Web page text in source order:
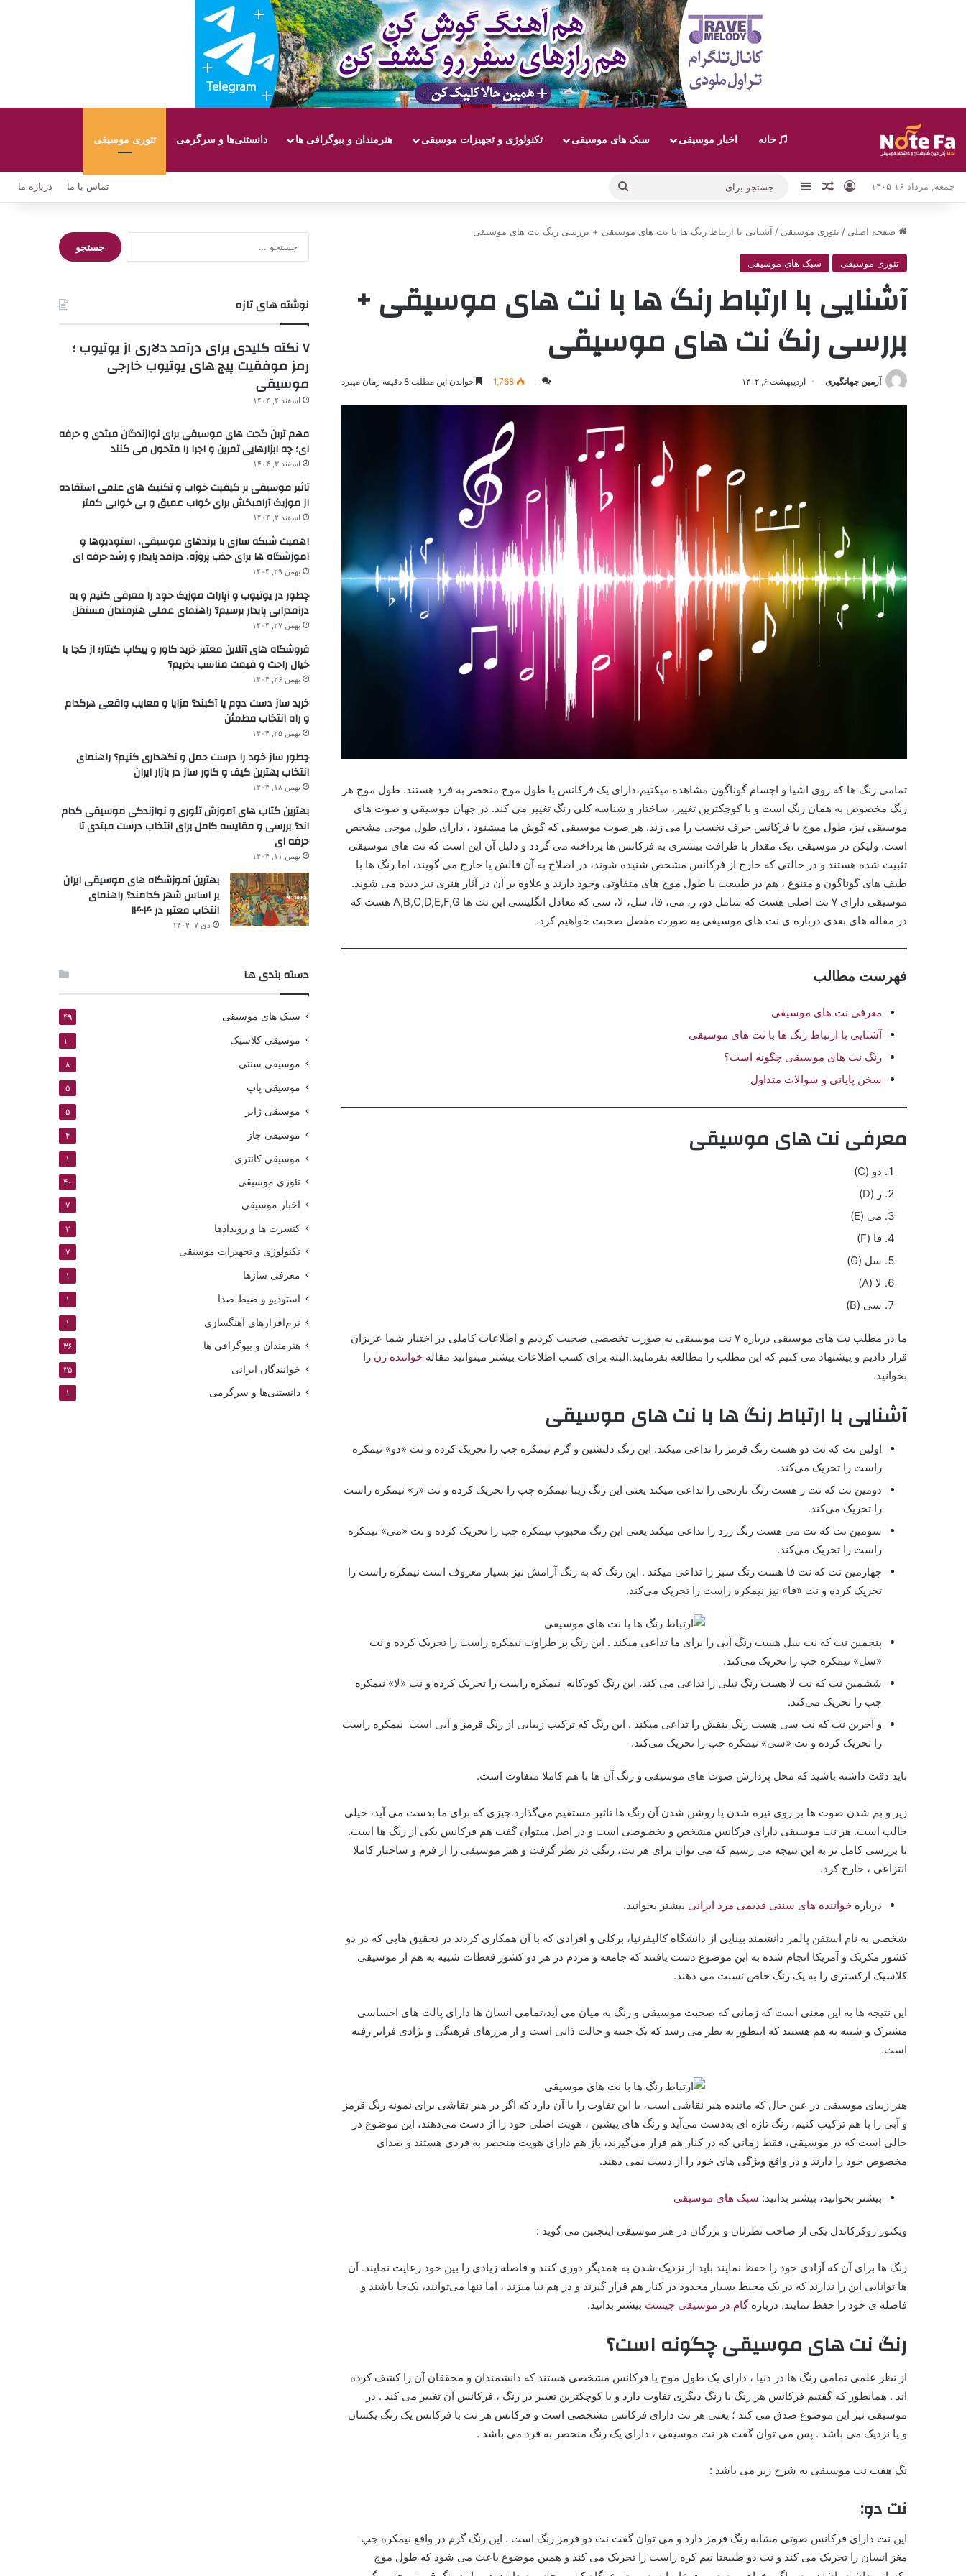
خانه اخبار موسیقی سبک های موسیقی تکنولوژی و تجهیزات موسیقی هنرمندان و بیوگرافی ها دانستنی‌ها و سرگرمی تئوری موسیقی
جمعه, مرداد ۱۶ ۱۴۰۵ ورودنوشته تصادفی
نوارکناری
جستجو
تماس با ما درباره ما
صفحه اصلی / تئوری موسیقی / آشنایی با ارتباط رنگ ها با نت های موسیقی + بررسی رنگ نت های موسیقی
تئوری موسیقی سبک های موسیقی
آشنایی با ارتباط رنگ ها با نت های موسیقی +
بررسی رنگ نت های موسیقی
آرمین جهانگیری اردیبهشت ۶, ۱۴۰۲ ۰ 1,768 خواندن این مطلب 8 دقیقه زمان میبرد
تمامی رنگ ها که روی اشیا و اجسام گوناگون مشاهده میکنیم،دارای یک فرکانس یا طول موج منحصر به فرد هستند. طول موج هر
رنگ مخصوص به همان رنگ است و با کوچکترین تغییر، ساختار و شناسه کلی رنگ تغییر می کند. در جهان موسیقی و صوت های
موسیقی نیز، طول موج یا فرکانس حرف نخست را می زند. هر صوت موسیقی که گوش ما میشنود ، دارای طول موجی مشخص
است. ولیکن در موسیقی ،یک مقدار با ظرافت بیشتری به فرکانس ها پرداخته می گردد و دلیل آن این است که نت های موسیقی
تثبیت شده هستند و در حالتی که خارج از فرکانس مشخص شنیده شوند، در اصلاح به آن فالش یا خارج می گویند، اما رنگ ها با
طیف های گوناگون و متنوع ، هم در طبیعت با طول موج های متفاوتی وجود دارند و علاوه بر آن در آثار هنری نیز دیده می شوند.
موسیقی دارای ۷ نت اصلی هست که شامل دو، ر، می، فا، سل، لا، سی که معادل انگلیسی این نت ها A,B,C,D,E,F,G هست که
در مقاله های بعدی درباره ی نت های موسیقی به صورت مفصل صحبت خواهیم کرد.
فهرست مطالب
معرفی نت های موسیقی
آشنایی با ارتباط رنگ ها با نت های موسیقی
رنگ نت های موسیقی چگونه است؟
سخن پایانی و سوالات متداول
معرفی نت های موسیقی
دو (C)
ر (D)
می (E)
فا (F)
سل (G)
لا (A)
سی (B)
ما در مطلب نت های موسیقی درباره ۷ نت موسیقی به صورت تخصصی صحبت کردیم و اطلاعات کاملی در اختیار شما عزیزان
قرار دادیم و پیشنهاد می کنیم که این مطلب را مطالعه بفرمایید.البته برای کسب اطلاعات بیشتر میتوانید مقالهخواننده زن را
بخوانید.
آشنایی با ارتباط رنگ ها با نت های موسیقی
اولین نت که نت دو هست رنگ قرمز را تداعی میکند. این رنگ دلنشین و گرم نیمکره چپ را تحریک کرده و نت «دو» نیمکره
راست را تحریک می‌کند.
دومین نت که نت ر هست رنگ نارنجی را تداعی میکند یعنی این رنگ زیبا نیمکره چپ را تحریک کرده و نت «ر» نیمکره راست
را تحریک می‌کند.
سومین نت که نت می هست رنگ زرد را تداعی میکند یعنی این رنگ محبوب نیمکره چپ را تحریک کرده و نت «می» نیمکره
راست را تحریک می‌کند.
چهارمین نت که نت فا هست رنگ سبز را تداعی میکند . این رنگ که به رنگ آرامش نیز بسیار معروف است نیمکره راست را
تحریک کرده و نت «فا» نیز نیمکره راست را تحریک می‌کند.
پنجمین نت که نت سل هست رنگ آبی را برای ما تداعی میکند . این رنگ پر طراوت نیمکره راست را تحریک کرده و نت
«سل» نیمکره چپ را تحریک می‌کند.
ششمین نت که نت لا هست رنگ نیلی را تداعی می کند. این رنگ کودکانه نیمکره راست را تحریک کرده و نت «لا» نیمکره
چپ را تحریک می‌کند.
و آخرین نت که نت سی هست رنگ بنفش را تداعی میکند . این رنگ که ترکیب زیبایی از رنگ قرمز و آبی است نیمکره راست
را تحریک کرده و نت «سی» نیمکره چپ را تحریک می‌کند.
باید دقت داشته باشید که محل پردازش صوت های موسیقی و رنگ آن ها با هم کاملا متفاوت است.
زیر و بم شدن صوت ها بر روی تیره شدن یا روشن شدن آن رنگ‌ ها تاثیر مستقیم می‌گذارد.چیزی که برای ما بدست می آید، خیلی
جالب است. هر نت موسیقی دارای فرکانس مشخص و بخصوصی است و در اصل میتوان گفت هم فرکانس یکی از رنگ ها است.
با بررسی کامل تر به این نتیجه می رسیم که می توان برای هر نت، رنگی در نظر گرفت و هنر موسیقی را از فرم و ساختار کاملا
انتزاعی ، خارج کرد.
دربارهخواننده های سنتی قدیمی مرد ایرانی بیشتر بخوانید.
شخصی به نام استفن پالمر دانشمند بینایی از دانشگاه کالیفرنیا، برکلی و افرادی که با آن همکاری کردند در تحقیق هایی که در دو
کشور مکزیک و آمریکا انجام شده به این موضوع دست یافتند که جامعه و مردم در هر دو کشور قعطات شبیه به هم از موسیقی
کلاسیک ارکستری را به یک رنگ خاص نسبت می دهند.
این نتیجه ها به این معنی است که زمانی که صحبت موسیقی و رنگ به میان می آید،تمامی انسان ها دارای پالت های احساسی
مشترک و شبیه به هم هستند که اینطور به نظر می رسد که یک جنبه و حالت ذاتی است و از مرزهای فرهنگی و نژادی فراتر رفته
است.
هنر زیبای موسیقی در عین حال که ماننده هنر نقاشی است، با این تفاوت را با آن دارد که اگر در هنر نقاشی برای نمونه رنگ‌ قرمز
و آبی را با هم ترکیب کنیم، رنگ تازه ای به‌دست می‌آید و رنگ های پیشین ، هویت اصلی خود را از دست می‌دهند، این موضوع در
حالی است که در موسیقی، فقط زمانی که در کنار هم قرار می‌گیرند، باز هم دارای هویت منحصر به فردی هستند و صدای
مخصوص خود را دارند و در واقع ویژگی های خود را از دست نمی دهند.
بیشتر بخوانید، بیشتر بدانید: سبک های موسیقی
ویکتور زوکرکاندل یکی از صاحب نظرنان و بزرگان در هنر موسیقی اینچنین می گوید :
رنگ ها برای آن که آزادی خود را حفظ نمایند باید از نزدیک شدن به همدیگر دوری کنند و فاصله زیادی را بین خود رعایت نمایند. آن
ها توانایی این را ندارند که در یک محیط بسیار محدود در کنار هم قرار گیرند و در هم نیا میزند ، اما تنها می‌توانند، یک‌جا باشند و
فاصله ی خود را حفظ نمایند. دربارهگام در موسیقی چیست بیشتر بدانید.
رنگ نت های موسیقی چگونه است؟
از نظر علمی تمامی رنگ ها در دنیا ، دارای یک طول موج یا فرکانس مشخصی هستند که دانشمندان و محققان آن را کشف کرده
اند . همانطور که گفتیم فرکانس هر رنگ با رنگ دیگری تفاوت دارد و با کوچکترین تغییر در رنگ ، فرکانس آن تغییر می کند . در
موسیقی نیز این موضوع صدق می کند ؛ یعنی هر نت دارای فرکانس مشخصی است و فرکانس هر نت با فرکانس یک رنگ یکسان
و یا نزدیک می باشد . پس می توان گفت هر نت موسیقی ، دارای یک رنگ منحصر به فرد می باشد .
نگ هفت نت موسیقی به شرح زیر می باشد :
نت دو:
این نت دارای فرکانس صوتی مشابه رنگ قرمز دارد و می توان گفت نت دو قرمز رنگ است . این رنگ گرم در واقع نیمکره چپ
مغز انسان را تحریک می کند و نت دو طبیعتا نیم کره راست را تحریک می کند و همین موضوع باعث می شود که طول موج
جستجو
برای:
نوشته های تازه
۷ نکته کلیدی برای درآمد دلاری از یوتیوب ؛
رمز موفقیت پیج های یوتیوب خارجی
موسیقی
اسفند ۴, ۱۴۰۴
مهم ترین گجت های موسیقی برای نوازندگان مبتدی و حرفه
ای؛ چه ابزارهایی تمرین و اجرا را متحول می کنند
اسفند ۳, ۱۴۰۴
تاثیر موسیقی بر کیفیت خواب و تکنیک های علمی استفاده
از موزیک آرامبخش برای خواب عمیق و بی خوابی کمتر
اسفند ۲, ۱۴۰۴
اهمیت شبکه سازی با برندهای موسیقی، استودیوها و
آموزشگاه ها برای جذب پروژه، درآمد پایدار و رشد حرفه ای
بهمن ۲۹, ۱۴۰۴
چطور در یوتیوب و آپارات موزیک خود را معرفی کنیم و به
درآمدزایی پایدار برسیم؟ راهنمای عملی هنرمندان مستقل
بهمن ۲۷, ۱۴۰۴
فروشگاه های آنلاین معتبر خرید کاور و پیکاپ گیتار؛ از کجا با
خیال راحت و قیمت مناسب بخریم؟
بهمن ۲۶, ۱۴۰۴
خرید ساز دست دوم یا آکبند؟ مزایا و معایب واقعی هرکدام
و راه انتخاب مطمئن
بهمن ۲۵, ۱۴۰۴
چطور ساز خود را درست حمل و نگهداری کنیم؟ راهنمای
انتخاب بهترین کیف و کاور ساز در بازار ایران
بهمن ۱۸, ۱۴۰۴
بهترین کتاب های آموزش تئوری و نوازندگی موسیقی کدام
اند؟ بررسی و مقایسه کامل برای انتخاب درست مبتدی تا
حرفه ای
بهمن ۱۱, ۱۴۰۴
بهترین آموزشگاه های موسیقی ایران
بر اساس شهر کدامند؟ راهنمای
انتخاب معتبر در ۱۴۰۴
دی ۷, ۱۴۰۴
دسته بندی ها
سبک های موسیقی ۴۹
موسیقی کلاسیک ۱۰
موسیقی سنتی ۸
موسیقی پاپ ۵
موسیقی ژانر ۵
موسیقی جاز ۴
موسیقی کانتری ۱
تئوری موسیقی ۴۰
اخبار موسیقی ۷
کنسرت ها و رویدادها ۲
تکنولوژی و تجهیزات موسیقی ۷
معرفی سازها ۱
استودیو و ضبط صدا ۱
نرم‌افزارهای آهنگسازی ۱
هنرمندان و بیوگرافی ها ۳۶
خوانندگان ایرانی ۳۵
دانستنی‌ها و سرگرمی ۱